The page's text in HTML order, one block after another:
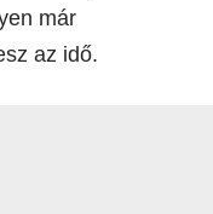
már
az idő.